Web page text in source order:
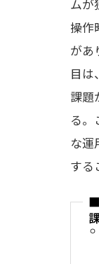
ムが
操作
があ
目は
課題
る。
な運
する
■